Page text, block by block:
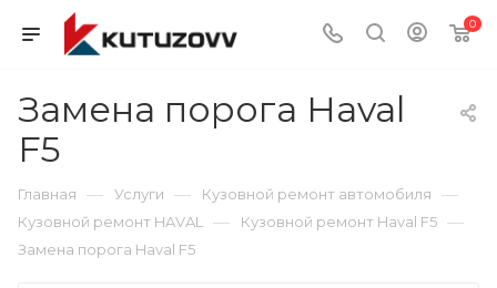
0
Замена порога Haval
F5
Главная — Услуги — Кузовной ремонт автомобиля —
Кузовной ремонт HAVAL — Кузовной ремонт Haval F5 —
Замена порога Haval F5